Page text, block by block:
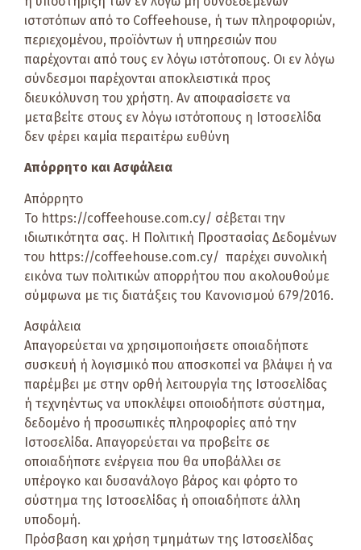
ιστοτόπων από το Coffeehouse, ή των πληροφοριών,
περιεχομένου, προϊόντων ή υπηρεσιών που
παρέχονται από τους εν λόγω ιστότοπους. Οι εν λόγω
σύνδεσμοι παρέχονται αποκλειστικά προς
διευκόλυνση του χρήστη. Αν αποφασίσετε να
μεταβείτε στους εν λόγω ιστότοπους η Ιστοσελίδα
δεν φέρει καμία περαιτέρω ευθύνη
Απόρρητο και Ασφάλεια
Απόρρητο
Το https://coffeehouse.com.cy/ σέβεται την
ιδιωτικότητα σας. Η Πολιτική Προστασίας Δεδομένων
του https://coffeehouse.com.cy/ παρέχει συνολική
εικόνα των πολιτικών απορρήτου που ακολουθούμε
σύμφωνα με τις διατάξεις του Κανονισμού 679/2016.
Ασφάλεια
Απαγορεύεται να χρησιμοποιήσετε οποιαδήποτε
συσκευή ή λογισμικό που αποσκοπεί να βλάψει ή να
παρέμβει με στην ορθή λειτουργία της Ιστoσελίδας
ή τεχνηέντως να υποκλέψει οποιοδήποτε σύστημα,
δεδομένο ή προσωπικές πληροφορίες από την
Ιστοσελίδα. Απαγορεύεται να προβείτε σε
οποιαδήποτε ενέργεια που θα υποβάλλει σε
υπέρογκο και δυσανάλογο βάρος και φόρτο το
σύστημα της Ιστοσελίδας ή οποιαδήποτε άλλη
υποδομή.
Πρόσβαση και χρήση τμημάτων της Ιστοσελίδας